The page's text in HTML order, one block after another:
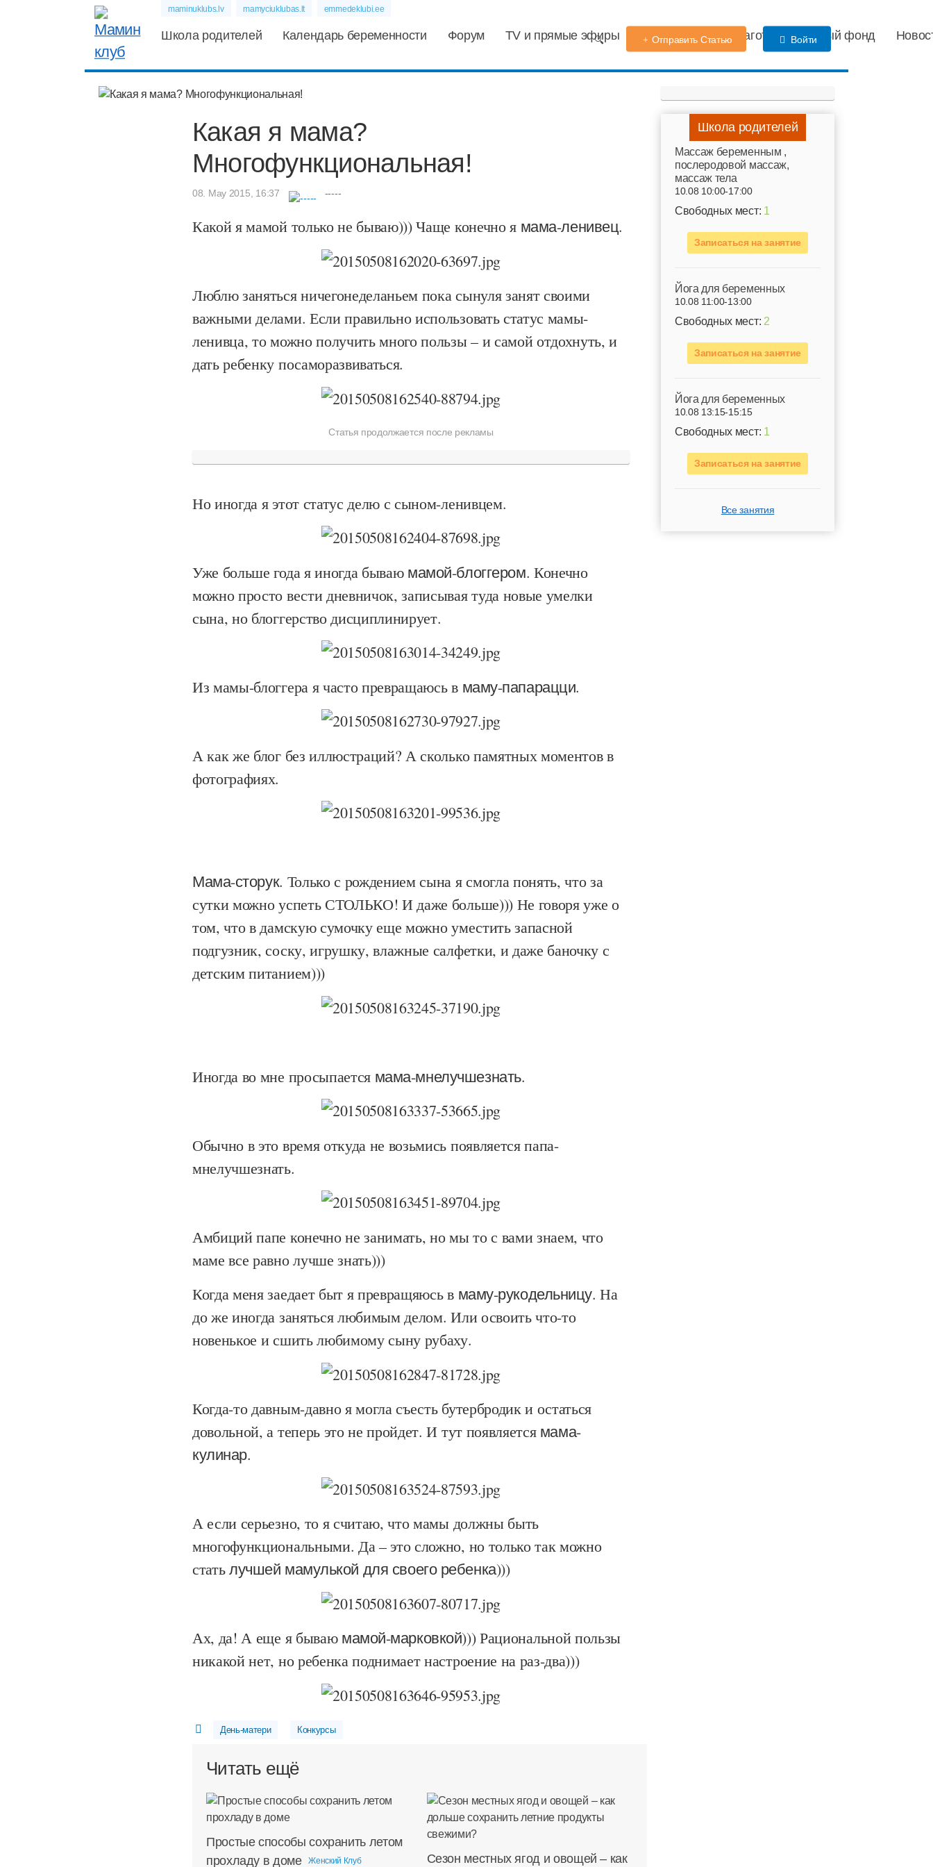
maminuklubs.lv mamyciuklubas.lt emmedeklubi.ee
Школа родителей Календарь беременности Форум TV и прямые эфиры Детский сад Благотворительный фонд
Отправить Статью Войти
Какая я мама?
Многофункциональная!
08. May 2015, 16:37 -----
Какой я мамой только не бываю))) Чаще конечно я мама-ленивец.
Люблю заняться ничегонеделаньем пока сынуля занят своими
важными делами. Если правильно использовать статус мамы-
ленивца, то можно получить много пользы – и самой отдохнуть, и
дать ребенку посаморазвиваться.
Статья продолжается после рекламы
Но иногда я этот статус делю с сыном-ленивцем.
Уже больше года я иногда бываю мамой-блоггером. Конечно
можно просто вести дневничок, записывая туда новые умелки
сына, но блоггерство дисциплинирует.
Из мамы-блоггера я часто превращаюсь в маму-папарацци.
А как же блог без иллюстраций? А сколько памятных моментов в
фотографиях.
Мама-сторук. Только с рождением сына я смогла понять, что за
сутки можно успеть СТОЛЬКО! И даже больше))) Не говоря уже о
том, что в дамскую сумочку еще можно уместить запасной
подгузник, соску, игрушку, влажные салфетки, и даже баночку с
детским питанием)))
Иногда во мне просыпается мама-мнелучшезнать.
Обычно в это время откуда не возьмись появляется папа-
мнелучшезнать.
Амбиций папе конечно не занимать, но мы то с вами знаем, что
маме все равно лучше знать)))
Когда меня заедает быт я превращяюсь в маму-рукодельницу. На
до же иногда заняться любимым делом. Или освоить что-то
новенькое и сшить любимому сыну рубаху.
Когда-то давным-давно я могла съесть бутербродик и остаться
довольной, а теперь это не пройдет. И тут появляетсямама-
кулинар.
А если серьезно, то я считаю, что мамы должны быть
многофункциональными. Да – это сложно, но только так можно
статьлучшей мамулькой для своего ребенка)))
Ах, да! А еще я бываю мамой-марковкой))) Рациональной пользы
никакой нет, но ребенка поднимает настроение на раз-два)))
День-матери Конкурсы
Читать ещё
Простые способы сохранить летом
прохладу в доме
Женский Клуб Сезон местных ягод и овощей – как
Школа родителей
Mассаж беременным ,
послеродовой массаж,
массаж тела
10.08 10:00-17:00
Свободных мест: 1
Записаться на занятие
Йога для беременных
10.08 11:00-13:00
Свободных мест: 2
Записаться на занятие
Йога для беременных
10.08 13:15-15:15
Свободных мест: 1
Записаться на занятие
Все занятия